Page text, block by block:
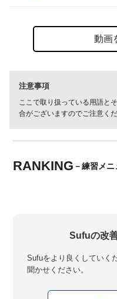
動画
注意事項
ここで取り扱っている用語と
合がございますのでご注意くだ
RANKING －練習メ
Sufuの改
Sufuをより良くしていく
聞かせください。